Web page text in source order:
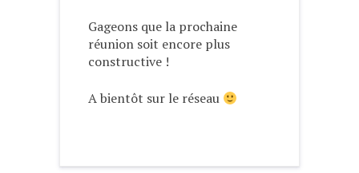
Gageons que la prochaine
réunion soit encore plus
constructive !
A bientôt sur le réseau